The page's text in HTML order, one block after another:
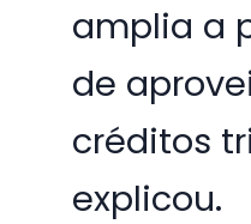
amplia a
de
créditos
explicou.